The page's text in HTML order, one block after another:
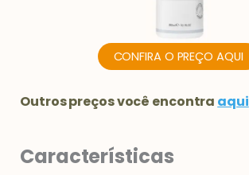
CONFIRA O PREÇO AQUI
Outros preços você encontra aqui
Características